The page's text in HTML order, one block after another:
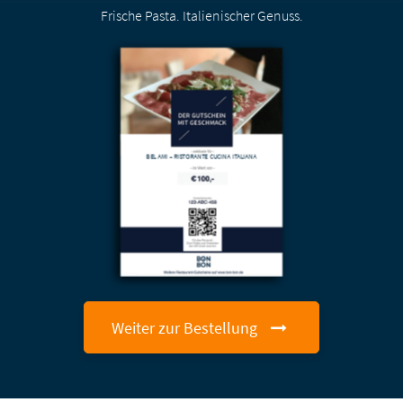
Frische Pasta. Italienischer Genuss.
BEL AMI – RISTORANTE CUCINA ITALIANA
Weiter zur Bestellung